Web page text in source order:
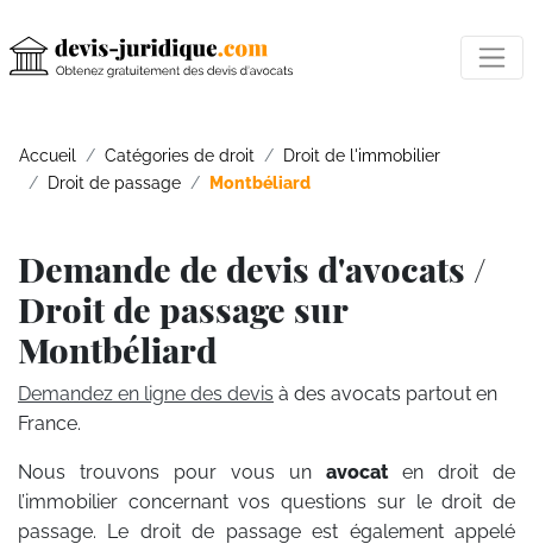
Accueil Catégories de droit
Droit de l'immobilier
Droit de passage
Montbéliard
Demande de devis d'avocats /
Droit de passage sur
Montbéliard
Demandez en ligne des devis à des avocats partout en
France.
Nous trouvons pour vous un avocat en droit de
l’immobilier concernant vos questions sur le droit de
passage. Le droit de passage est également appelé